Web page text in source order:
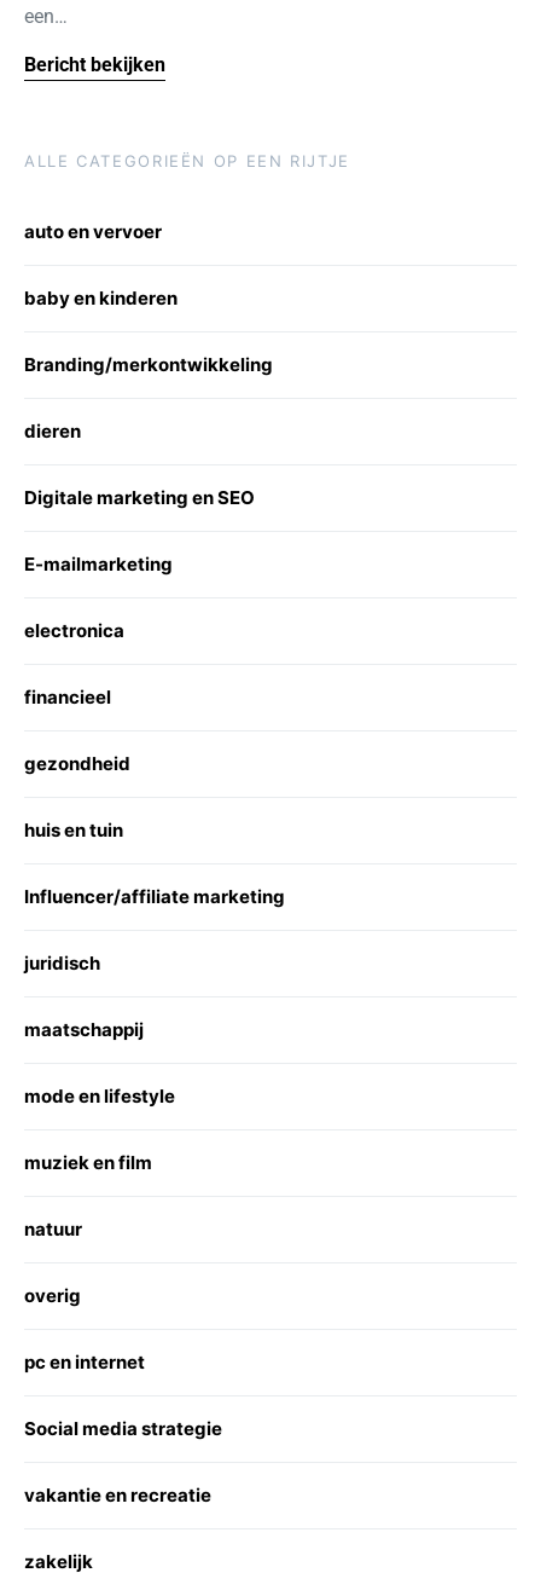
een…
Bericht bekijken
ALLE CATEGORIEËN OP EEN RIJTJE
auto en vervoer
baby en kinderen
Branding/merkontwikkeling
dieren
Digitale marketing en SEO
E-mailmarketing
electronica
financieel
gezondheid
huis en tuin
Influencer/affiliate marketing
juridisch
maatschappij
mode en lifestyle
muziek en film
natuur
overig
pc en internet
Social media strategie
vakantie en recreatie
zakelijk